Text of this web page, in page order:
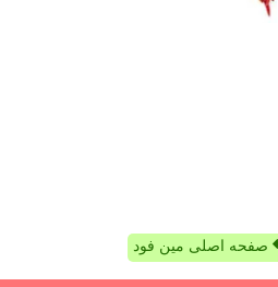
صفحه اصلی مین فود